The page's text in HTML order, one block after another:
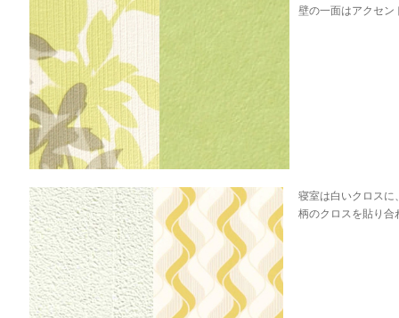
壁の一面はアクセン
寝室は白いクロスに
柄のクロスを貼り合